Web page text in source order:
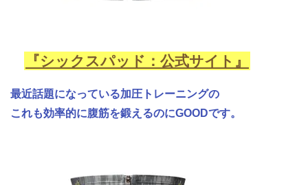
『シックスパッド：公式サイト』
最近話題になっている加圧トレーニングの
これも効率的に腹筋を鍛えるのにGOODです。